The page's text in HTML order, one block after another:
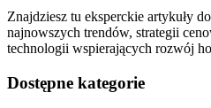
Znajdziesz tu eksperckie artykuły
najnowszych trendów, strategii
technologii wspierających rozwój
Dostępne kategorie